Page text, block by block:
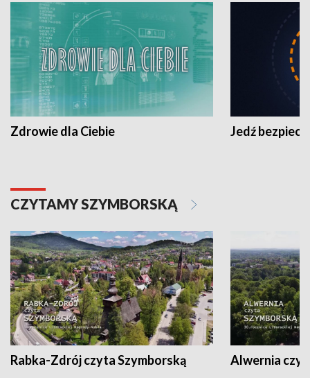
Zdrowie dla Ciebie Jedź
CZYTAMY SZYMBORSKĄ
Rabka-Zdrój czyta Szymborską Alwernia